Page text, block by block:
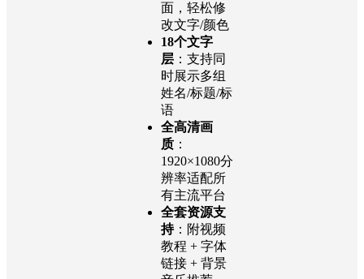
面，轻松修
改文字/颜色
18个文字
层 ：支持同
时展示多组
姓名/标题/标
语
全高清画
质 ：
1920×1080分
辨率适配所
有主流平台
全套资源支
持：附视频
教程 + 字体
链接 + 背景